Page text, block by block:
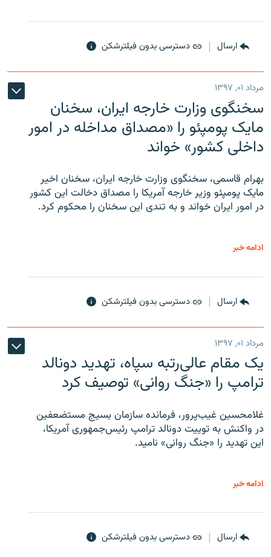
ارسال دسترسی بدون فیلترشکن
مرداد ۰۱, ۱۳۹۷
سخنگوی وزارت خارجه ایران، سخنان
مایک پومپئو را «مصداق مداخله در امور
داخلی کشور» خواند
بهرام قاسمی، سخنگوی وزارت خارجه ایران، سخنان اخیر
مایک پومپئو وزیر خارجه آمریکا را مصداق دخالت این کشور
در امور ایران خواند و به تندی این سخنان را محکوم کرد.
ادامه خبر
ارسال دسترسی بدون فیلترشکن
مرداد ۰۱, ۱۳۹۷
یک مقام عالی‌رتبه سپاه، تهدید دونالد
ترامپ را «جنگ روانی» توصیف کرد
غلامحسین غیب‌پرور، فرمانده سازمان بسیج مستضعفین
در واکنش به توییت دونالد ترامپ رئیس‌جمهوری آمریکا،
این تهدید را «جنگ روانی» نامید.
ادامه خبر
ارسال دسترسی بدون فیلترشکن